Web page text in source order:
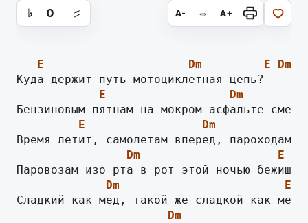
♭ 0 ♯ A- ⇔ A+
E Dm E
Dm
E
Dm
E Dm
Dm
E
Dm
E
Dm